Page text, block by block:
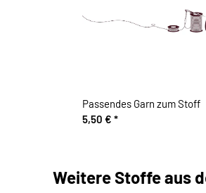
Passendes Garn zum Stoff
5,50 € *
Weitere Stoffe aus